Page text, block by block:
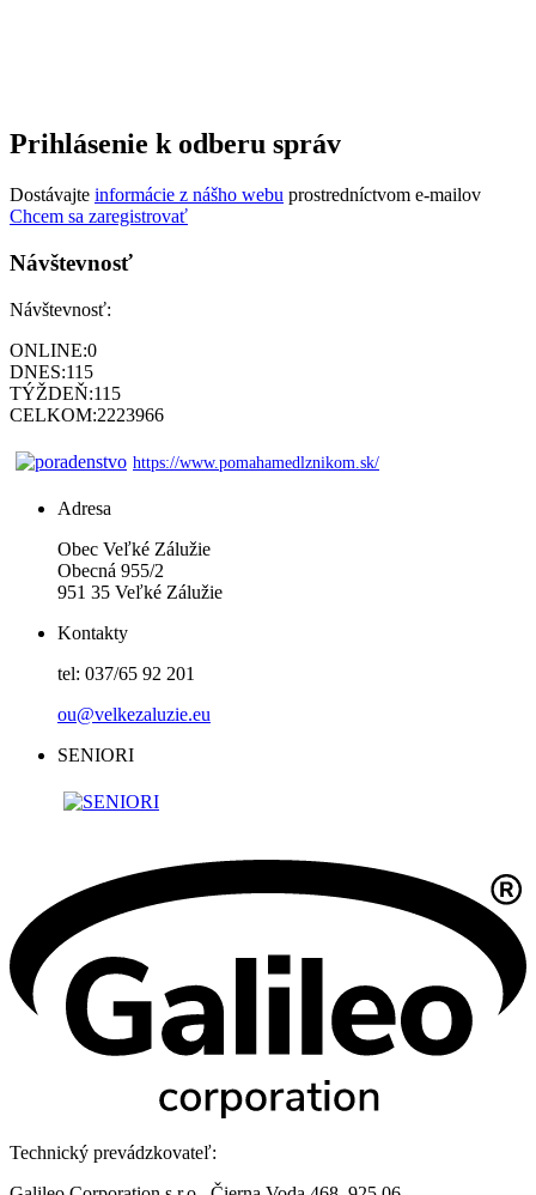
Prihlásenie k odberu správ
Dostávajte informácie z nášho webu prostredníctvom e-mailov
Chcem sa zaregistrovať
Návštevnosť
Návštevnosť:
ONLINE:0
DNES:115
TÝŽDEŇ:115
CELKOM:2223966
https://www.pomahamedlznikom.sk/
Adresa
Obec Veľké Zálužie
Obecná 955/2
951 35 Veľké Zálužie
Kontakty
tel: 037/65 92 201
ou@velkezaluzie.eu
SENIORI
Technický prevádzkovateľ: